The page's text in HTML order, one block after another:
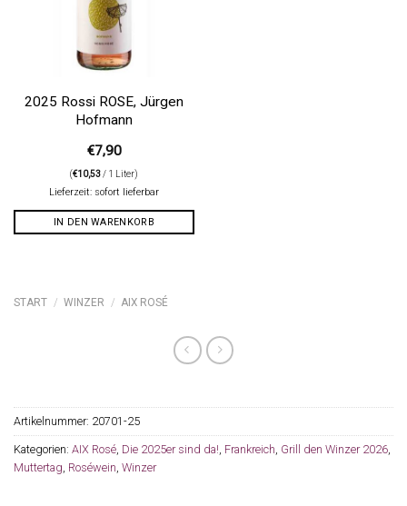
2025 Rossi ROSE, Jürgen
Hofmann
€7,90
(€10,53/ 1 Liter)
Lieferzeit: sofort lieferbar
IN DEN WARENKORB
START / WINZER / AIX ROSÉ
Artikelnummer: 20701-25
Kategorien: AIX Rosé Die 2025er sind da! Frankreich Grill den Winzer 2026
Muttertag Roséwein Winzer